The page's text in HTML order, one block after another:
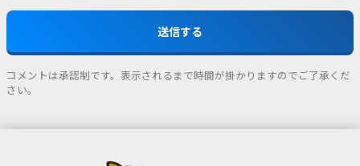
コメントは承認制です。表示されるまで時間が掛かりますのでご了承くだ
さい。